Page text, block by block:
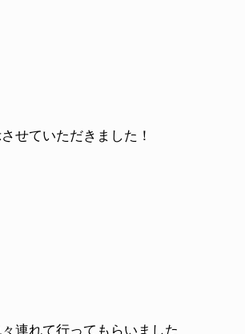
せていただきました！
連れて行ってもらいました